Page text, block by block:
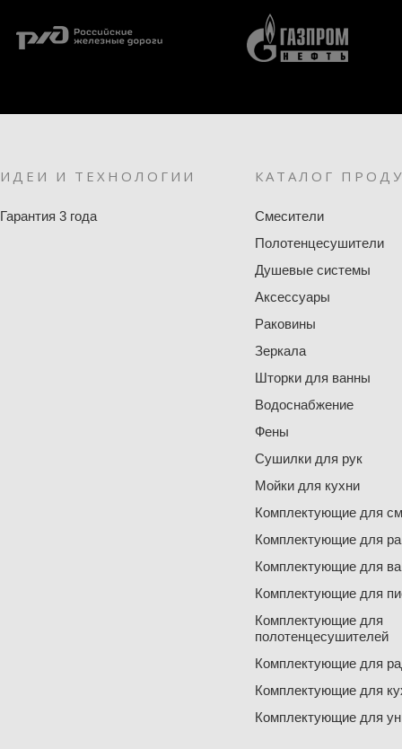
ИДЕИ И ТЕХНОЛОГИИ
Гарантия 3 года
КАТАЛОГ
Смесители
Полотенцесушители
Душевые системы
Аксессуары
Раковины
Зеркала
Шторки для ванны
Водоснабжение
Фены
Сушилки для рук
Мойки для кухни
Комплектующие для
Комплектующие для
Комплектующие для
Комплектующие для
Комплектующие для
полотенцесушителей
Комплектующие для
Комплектующие для
Комплектующие для